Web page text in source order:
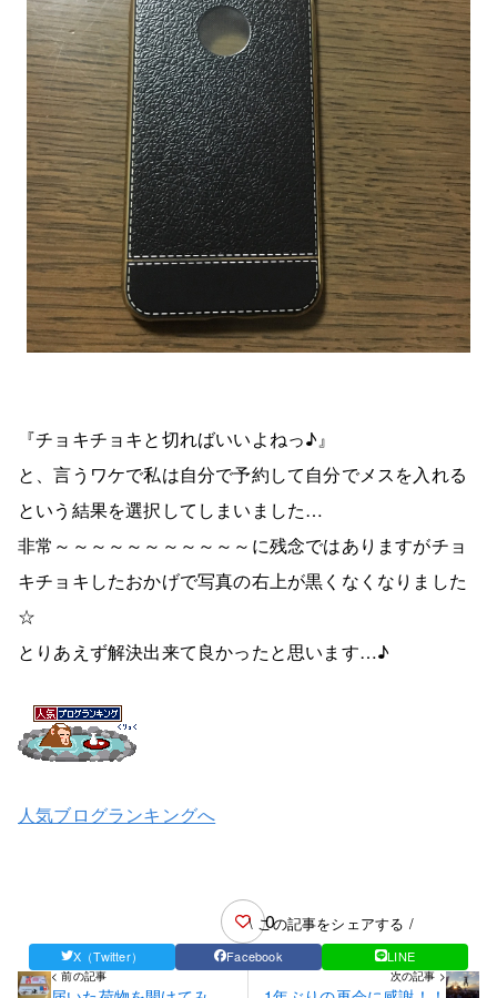
『チョキチョキと切ればいいよねっ♪』
と、言うワケで私は自分で予約して自分でメスを入れる
という結果を選択してしまいました…
非常～～～～～～～～～～～に残念ではありますがチョ
キチョキしたおかげで写真の右上が黒くなくなりました
☆
とりあえず解決出来て良かったと思います…♪
人気ブログランキングへ
0
\ この記事をシェアする /
X（Twitter） Facebook LINE
< 前の記事 次の記事 >